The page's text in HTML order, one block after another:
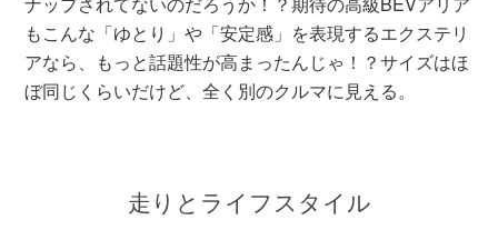
もこんな「ゆとり」や「安定感」を表現するエクステリ
アなら、もっと話題性が高まったんじゃ！？サイズはほ
ぼ同じくらいだけど、全く別のクルマに見える。
走りとライフスタイル